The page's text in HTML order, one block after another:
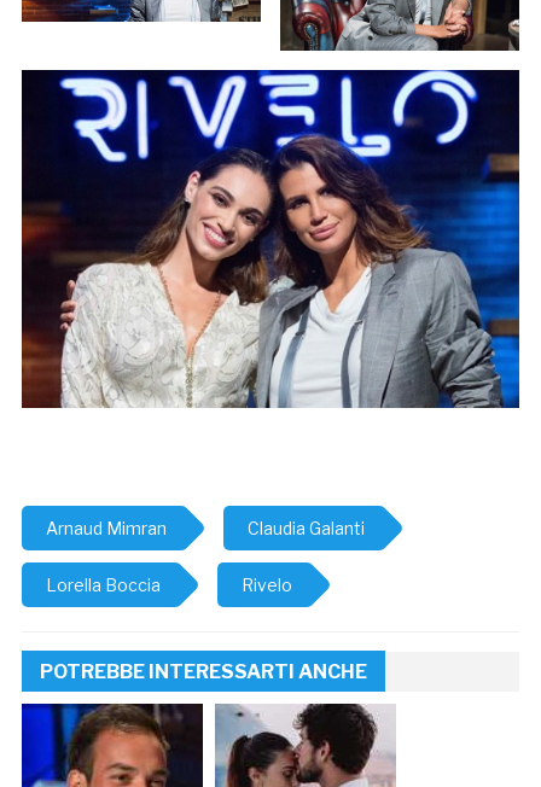
Arnaud Mimran Claudia Galanti
Lorella Boccia Rivelo
POTREBBE INTERESSARTI ANCHE